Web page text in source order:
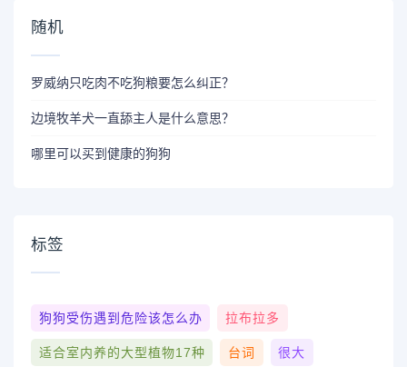
随机
罗威纳只吃肉不吃狗粮要怎么纠正？
边境牧羊犬一直舔主人是什么意思？
哪里可以买到健康的狗狗
标签
狗狗受伤遇到危险该怎么办 拉布拉多
适合室内养的大型植物17种 台词 很大